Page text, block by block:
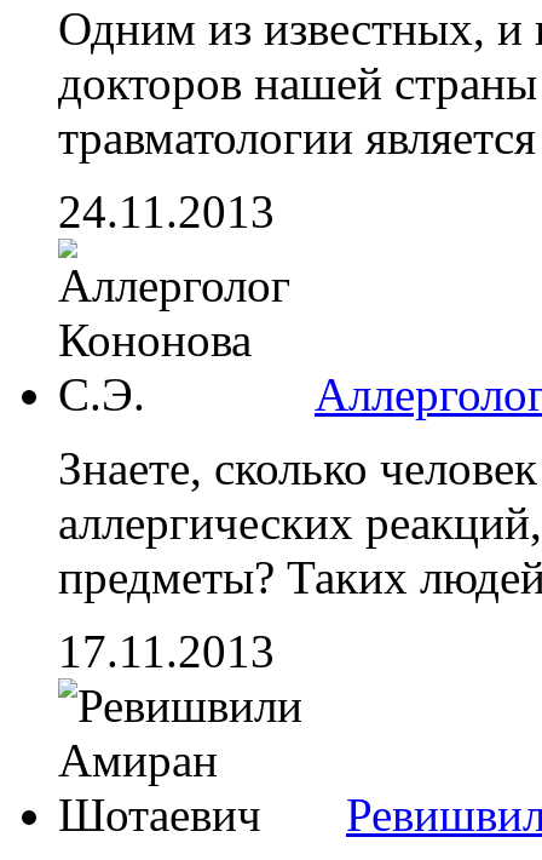
Одним из известных,
докторов нашей
травматологии
24.11.2013
Знаете, сколько
аллергических
предметы? Таких
17.11.2013